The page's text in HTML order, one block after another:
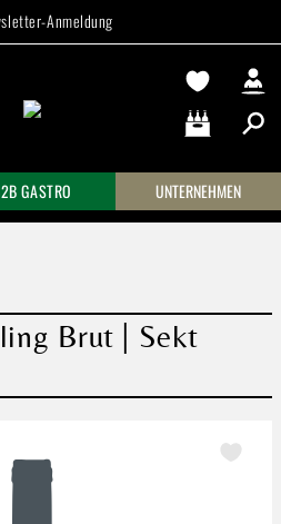
Anmeldung
Warenkorb
GASTRO UNTERNEHMEN
Brut | Sekt